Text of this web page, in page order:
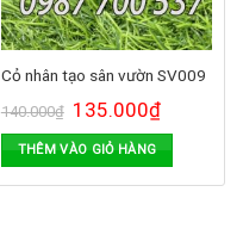
Cỏ nhân tạo sân vườn SV009
140.000₫ 135.000₫
THÊM VÀO GIỎ HÀNG